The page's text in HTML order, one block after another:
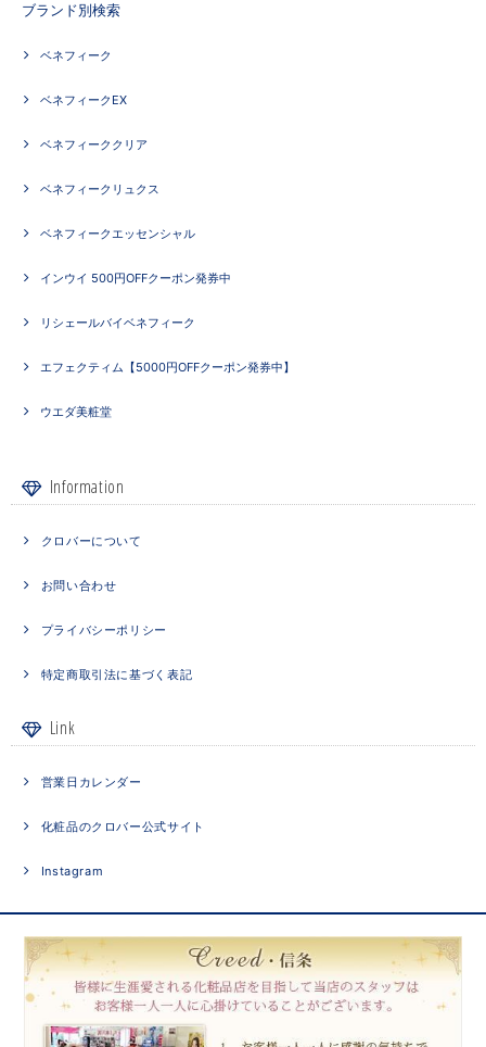
ブランド別検索
ベネフィーク
ベネフィークEX
ベネフィーククリア
ベネフィークリュクス
ベネフィークエッセンシャル
インウイ 500円OFFクーポン発券中
リシェールバイベネフィーク
エフェクティム【5000円OFFクーポン発券中】
ウエダ美粧堂
Information
クロバーについて
お問い合わせ
プライバシーポリシー
特定商取引法に基づく表記
Link
営業日カレンダー
化粧品のクロバー公式サイト
Instagram